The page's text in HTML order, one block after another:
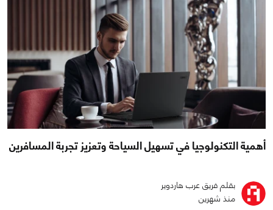
أهمية التكنولوجيا في تسهيل السياحة وتعزيز تجربة المسافرين
بقلم فريق عرب هاردوير
منذ شهرين